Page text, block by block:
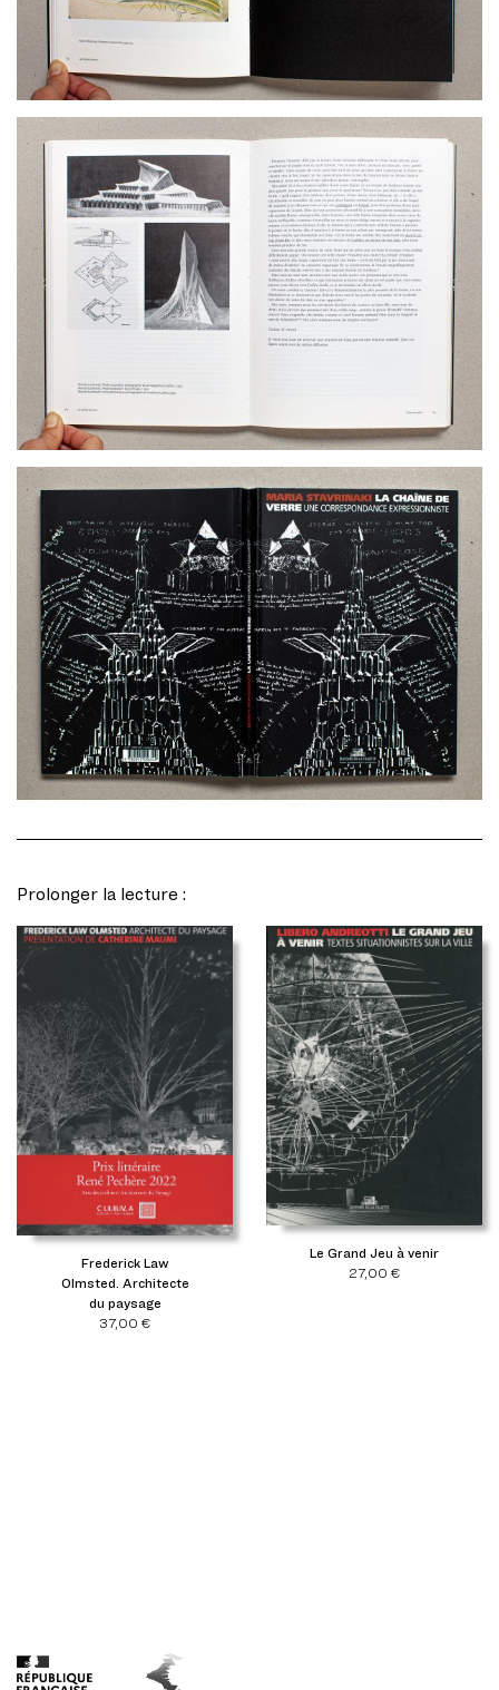
Prolonger la lecture :
Frederick Law
Olmsted. Architecte
du paysage
37,00 €
Le Grand Jeu à venir
27,00 €